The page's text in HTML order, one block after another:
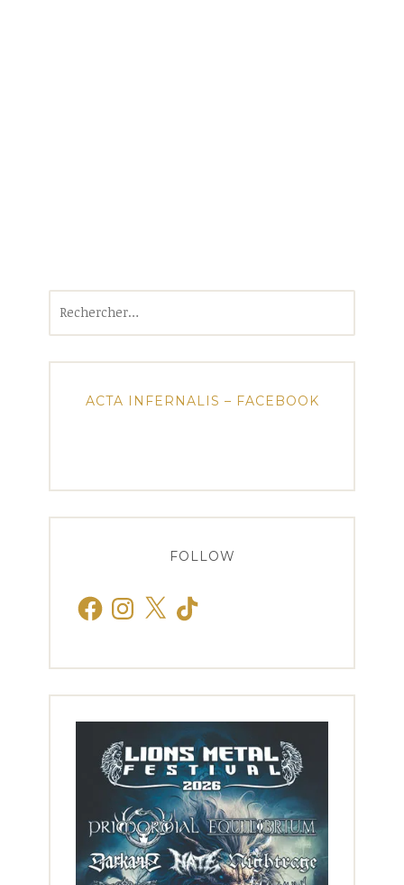
ACTA INFERNALIS – FACEBOOK
FOLLOW
FacebookInstagram
X TikTok